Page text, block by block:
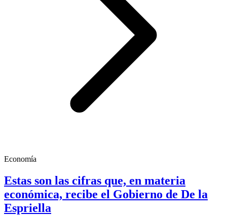
Economía
Estas son las cifras que, en materia
económica, recibe el Gobierno de De la
Espriella